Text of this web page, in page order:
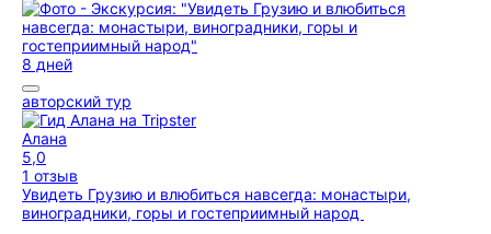
8 дней
авторский тур
Алана
5,0
1 отзыв
Увидеть Грузию и влюбиться навсегда: монастыри,
виноградники, горы и гостеприимный народ